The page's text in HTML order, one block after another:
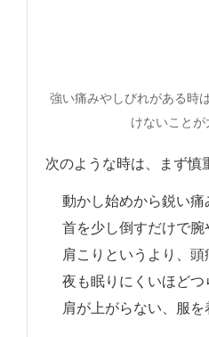
強い痛みやしびれがある時
けないことが
次のような時は、まず慎
動かし始めから鋭い痛
首を少し倒すだけで
肩こりというより、
夜も眠りにくいほどつ
肩が上がらない、服